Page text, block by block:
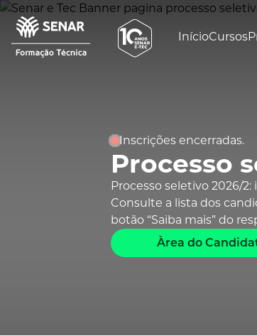
InícioCursos
Inscrições encerradas.
Processo
Processo seletivo 2026/
Consulte a lista dos
botão “Saiba mais” do
Àrea do